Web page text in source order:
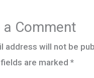
a Comment
address will not be
are marked *